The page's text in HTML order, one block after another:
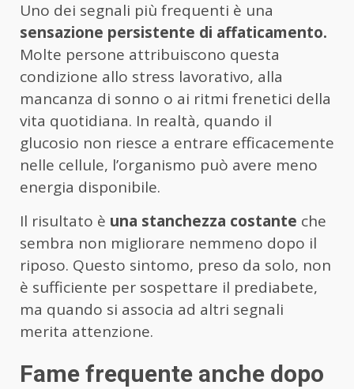
Uno dei segnali più frequenti è una
sensazione persistente di affaticamento.
Molte persone attribuiscono questa
condizione allo stress lavorativo, alla
mancanza di sonno o ai ritmi frenetici della
vita quotidiana. In realtà, quando il
glucosio non riesce a entrare efficacemente
nelle cellule, l’organismo può avere meno
energia disponibile.
Il risultato è una stanchezza costante che
sembra non migliorare nemmeno dopo il
riposo. Questo sintomo, preso da solo, non
è sufficiente per sospettare il prediabete,
ma quando si associa ad altri segnali
merita attenzione.
Fame frequente anche dopo